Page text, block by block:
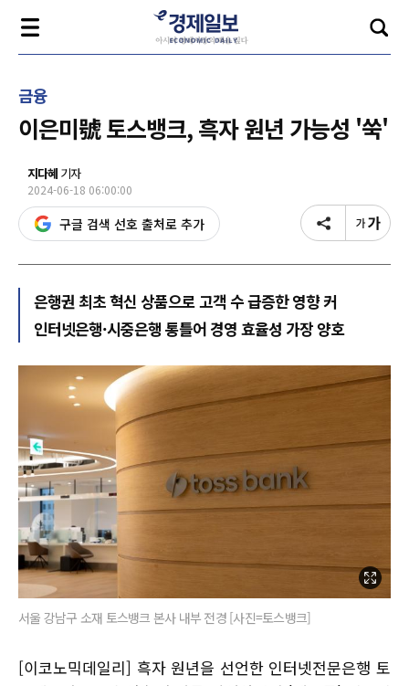
금융
이은미號 토스뱅크, 흑자 원년 가능성 '쑥'
지다혜 기자
2024-06-18 06:00:00
구글 검색 선호 출처로 추가
은행권 최초 혁신 상품으로 고객 수 급증한 영향 커
인터넷은행·시중은행 통틀어 경영 효율성 가장 양호
서울 강남구 소재 토스뱅크 본사 내부 전경 [사진=토스뱅크]
[이코노믹데일리] 흑자 원년을 선언한 인터넷전문은행 토